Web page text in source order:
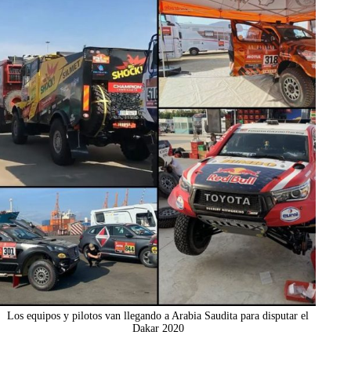
Los equipos y pilotos van llegando a Arabia Saudita para disputar el
Dakar 2020